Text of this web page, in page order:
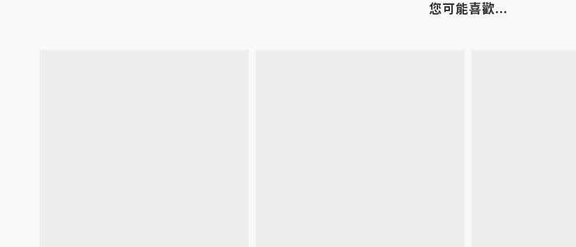
您可能喜歡...